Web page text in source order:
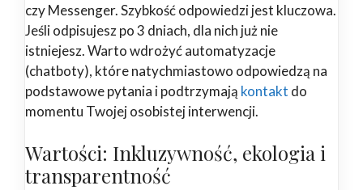
czy Messenger. Szybkość odpowiedzi jest kluczowa.
Jeśli odpisujesz po 3 dniach, dla nich już nie
istniejesz. Warto wdrożyć automatyzacje
(chatboty), które natychmiastowo odpowiedzą na
podstawowe pytania i podtrzymają kontakt do
momentu Twojej osobistej interwencji.
Wartości: Inkluzywność, ekologia i
transparentność